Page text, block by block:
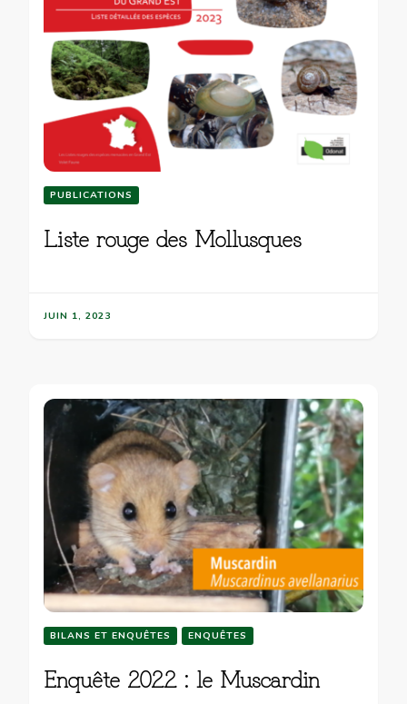
PUBLICATIONS
Liste rouge des Mollusques
JUIN 1, 2023
BILANS ET ENQUÊTES ENQUÊTES
Enquête 2022 : le Muscardin